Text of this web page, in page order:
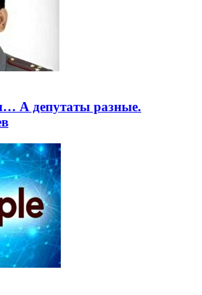
А депутаты разные.